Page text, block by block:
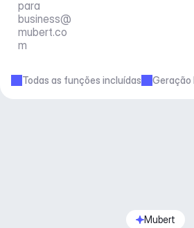
business@
mubert.co
m
Todas as funções incluídas Geração
Mubert